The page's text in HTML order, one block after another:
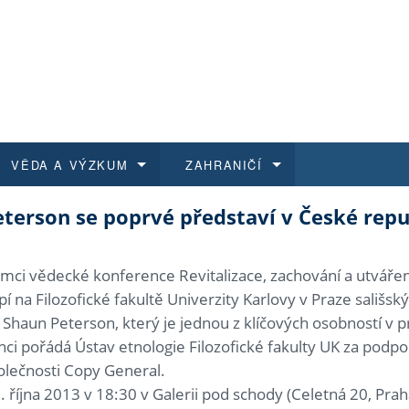
historie
dokumenty
benefity pro zaměstnance
FF UK
Pro
E-
a jak se přihlásit
programy
průběhu přijímaček
a magisterské studium
VĚDA A VÝZKUM
na FF UK
kvalifikace
ZAHRANIČÍ
a výběrová řízení
East
se poprvé představí v České
vědecké konference Revitalizace, zachování a
na Filozofické fakultě Univerzity Karlovy v Praze
Peterson, který je jednou z klíčových osobností v
pořádá Ústav etnologie Filozofické fakulty UK za
Copy General.
2013 v 18:30 v Galerii pod schody (Celetná 20,